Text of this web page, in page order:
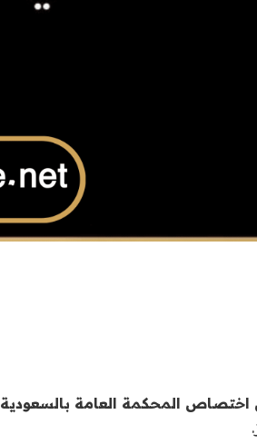
اختصاص المحكمة العامة بالسعودية